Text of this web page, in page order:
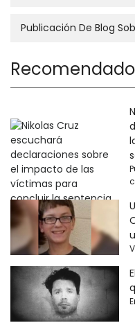
Publicación De Blog
Recomendado